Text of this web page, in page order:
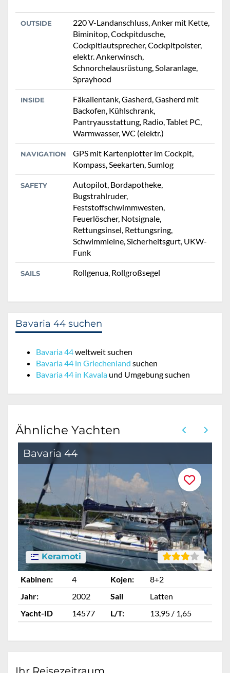
OUTSIDE
220 V-Landanschluss, Anker mit Kette,
Biminitop, Cockpitdusche,
Cockpitlautsprecher, Cockpitpolster,
elektr. Ankerwinsch,
Schnorchelausrüstung, Solaranlage,
Sprayhood
INSIDE
Fäkalientank, Gasherd, Gasherd mit
Backofen, Kühlschrank,
Pantryausstattung, Radio, Tablet PC,
Warmwasser, WC (elektr.)
NAVIGATION
GPS mit Kartenplotter im Cockpit,
Kompass, Seekarten, Sumlog
SAFETY
Autopilot, Bordapotheke,
Bugstrahlruder,
Feststoffschwimmwesten,
Feuerlöscher, Notsignale,
Rettungsinsel, Rettungsring,
Schwimmleine, Sicherheitsgurt, UKW-
Funk
SAILS Rollgenua, Rollgroßsegel
Bavaria 44 suchen
Bavaria 44weltweit suchen
Bavaria 44 in Griechenland suchen
Bavaria 44 in Kavala und Umgebung suchen
Ähnliche Yachten
Bavaria 44
Keramoti
Kabinen: 4 Kojen:
8+2
Jahr:
2002 Sail
Latten
Yacht-ID
14577 L/T: 13,95 / 1,65